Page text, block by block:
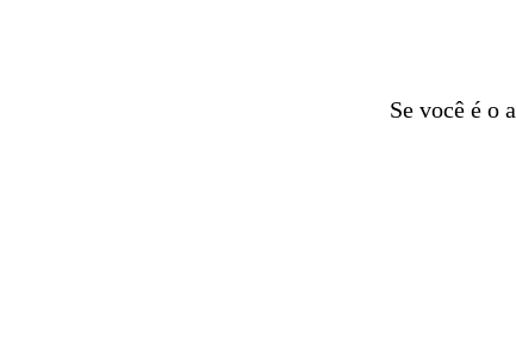
Se você é o